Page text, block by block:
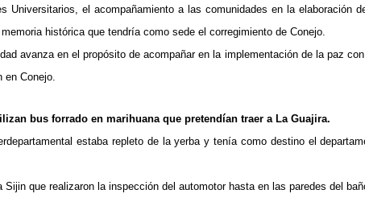
Universitarios, el acompañamiento a las comunidades en la elaboración
histórica que tendría como sede el corregimiento de Conejo.
avanza en el propósito de acompañar en la implementación de la paz
en Conejo.
bus forrado en marihuana que pretendían traer a La Guajira.
estaba repleto de la yerba y tenía como destino el
Sijin que realizaron la inspección del automotor hasta en las paredes del